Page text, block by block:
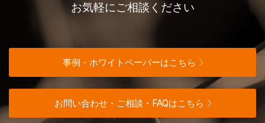
お気軽にご相談ください
事例・ホワイトペーパーはこちら
お問い合わせ・ご相談・FAQはこちら